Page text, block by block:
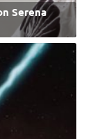
Serena